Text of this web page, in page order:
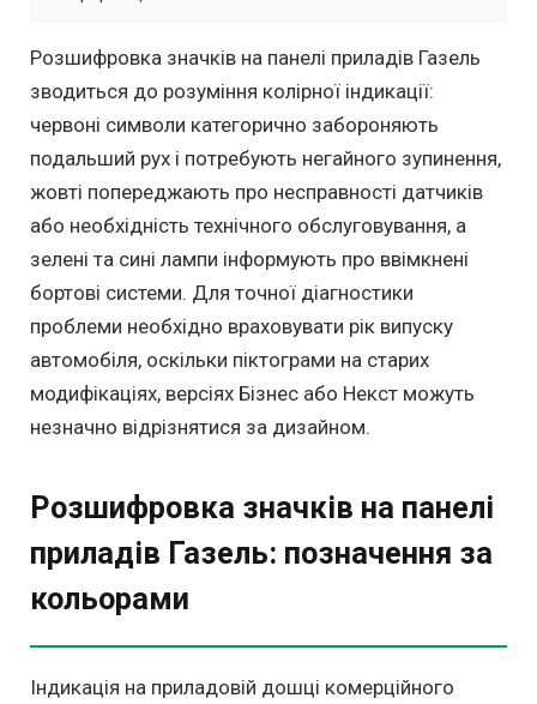
Розшифровка значків на панелі приладів Газель
зводиться до розуміння колірної індикації:
червоні символи категорично забороняють
подальший рух і потребують негайного зупинення,
жовті попереджають про несправності датчиків
або необхідність технічного обслуговування, а
зелені та сині лампи інформують про ввімкнені
бортові системи. Для точної діагностики
проблеми необхідно враховувати рік випуску
автомобіля, оскільки піктограми на старих
модифікаціях, версіях Бізнес або Некст можуть
незначно відрізнятися за дизайном.
Розшифровка значків на панелі
приладів Газель: позначення за
кольорами
Індикація на приладовій дошці комерційного